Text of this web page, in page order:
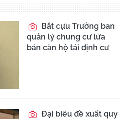
Bắt cựu Trưởng ban
quản lý chung cư lừa
bán căn hộ tái định cư
Đại biểu đề xuất quy